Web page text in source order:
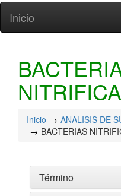
Inicio
Inicio
ANALISIS DE
BACTERIAS
Término